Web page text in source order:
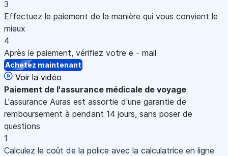
3
Effectuez le paiement de la manière qui vous convient le
mieux
4
Après le paiement, vérifiez votre e - mail
Achetez maintenant
Voir la vidéo
Paiement de l'assurance médicale de voyage
L'assurance Auras est assortie d'une garantie de
remboursement à pendant 14 jours, sans poser de
questions
1
Calculez le coût de la police avec la calculatrice en ligne